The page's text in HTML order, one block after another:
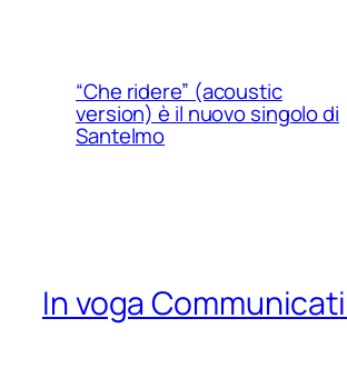
“Che ridere” (acoustic
version) è il nuovo singolo di
Santelmo
In voga